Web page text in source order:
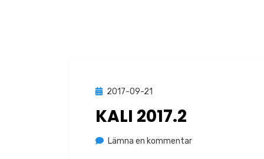
Publicerad
2017-09-21
KALI 2017.2
avJonas Lejon
Lämna en kommentarpå